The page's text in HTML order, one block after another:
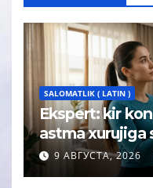
SALOMATLIK ( LATIN )
Ekspert: kir
astma xurujiga
9 АВГУСТА, 2026